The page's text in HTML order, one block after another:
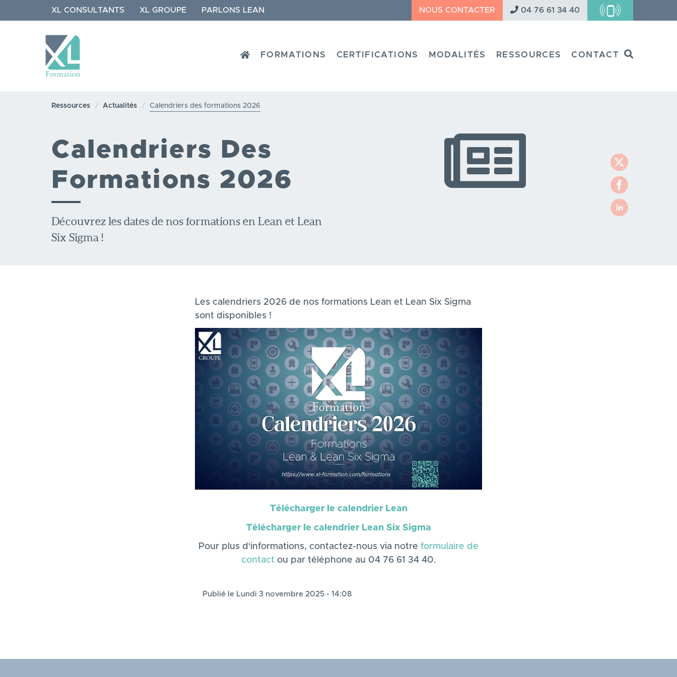
au
XL CONSULTANTS XL GROUPE PARLONS LEAN NOUS CONTACTER 04 76 61 34 40
NAVIGATION
HOME
FORMATIONS CERTIFICATIONS MODALITÉS RESSOURCES CONTACT
Ressources Actualités Calendriers des formations 2026
Calendriers Des
Formations 2026
Découvrez les dates de nos formations en Lean et Lean
Six Sigma !
Les calendriers 2026 de nos formations Lean et Lean Six Sigma
sont disponibles !
Télécharger le calendrier Lean
Télécharger le calendrier Lean Six Sigma
Pour plus d'informations, contactez-nous via notre formulaire de
contact ou par téléphone au 04 76 61 34 40.
Publié le Lundi 3 novembre 2025 - 14:08